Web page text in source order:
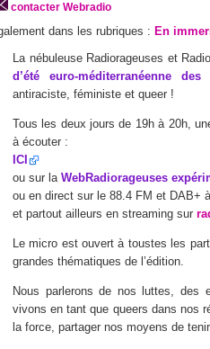
contacter Webradio
dans les rubriques : En
La nébuleuse Radiorageuses et
d’été euro-méditerranéenne des
antiraciste, féministe et queer !
Tous les deux jours de 19h à 20h,
à écouter :
ICI
ou sur la WebRadiorageuses
ou en direct sur le 88.4 FM et DAB+
et partout ailleurs en streaming sur
Le micro est ouvert à toustes les
grandes thématiques de l’édition.
Nous parlerons de nos luttes, des
vivons en tant que queers dans nos
la force, partager nos moyens de